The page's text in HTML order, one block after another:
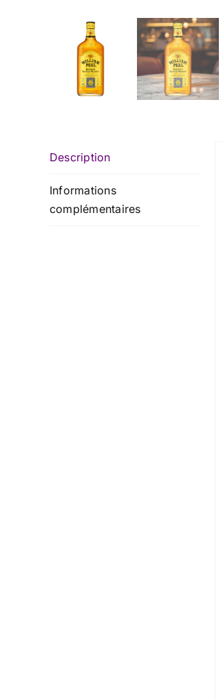
Description
Informations
complémentaires